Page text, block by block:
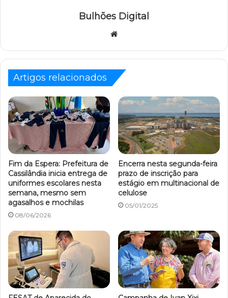
Bulhões Digital
Website
Artigos relacionados
Fim da Espera: Prefeitura de
Cassilândia inicia entrega de
uniformes escolares nesta
semana, mesmo sem
agasalhos e mochilas
08/06/2026
Encerra nesta segunda-feira
prazo de inscrição para
estágio em multinacional de
celulose
05/01/2025